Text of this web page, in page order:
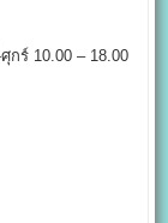
ร์ 10.00 – 18.00